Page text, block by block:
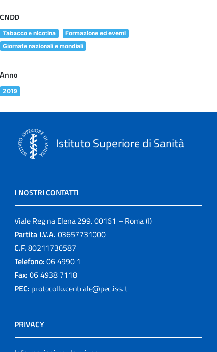
CNDD
Tabacco e nicotina
Formazione ed eventi
Giornate nazionali e mondiali
Anno
2019
Istituto Superiore di Sanità
I NOSTRI CONTATTI
Viale Regina Elena 299, 00161 – Roma (I)
Partita I.V.A. 03657731000
C.F. 80211730587
Telefono: 06 4990 1
Fax: 06 4938 7118
PEC: protocollo.centrale@pec.iss.it
PRIVACY